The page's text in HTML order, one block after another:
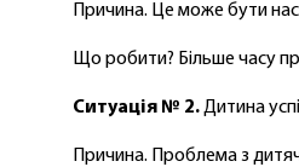
Причина. Це може бути
Що робити? Більше часу
Ситуація № 2.Дитина
Причина. Проблема з